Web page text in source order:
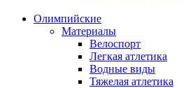
Олимпийские
Материалы
Велоспорт
Легкая атлетика
Водные виды
Тяжелая атлетика